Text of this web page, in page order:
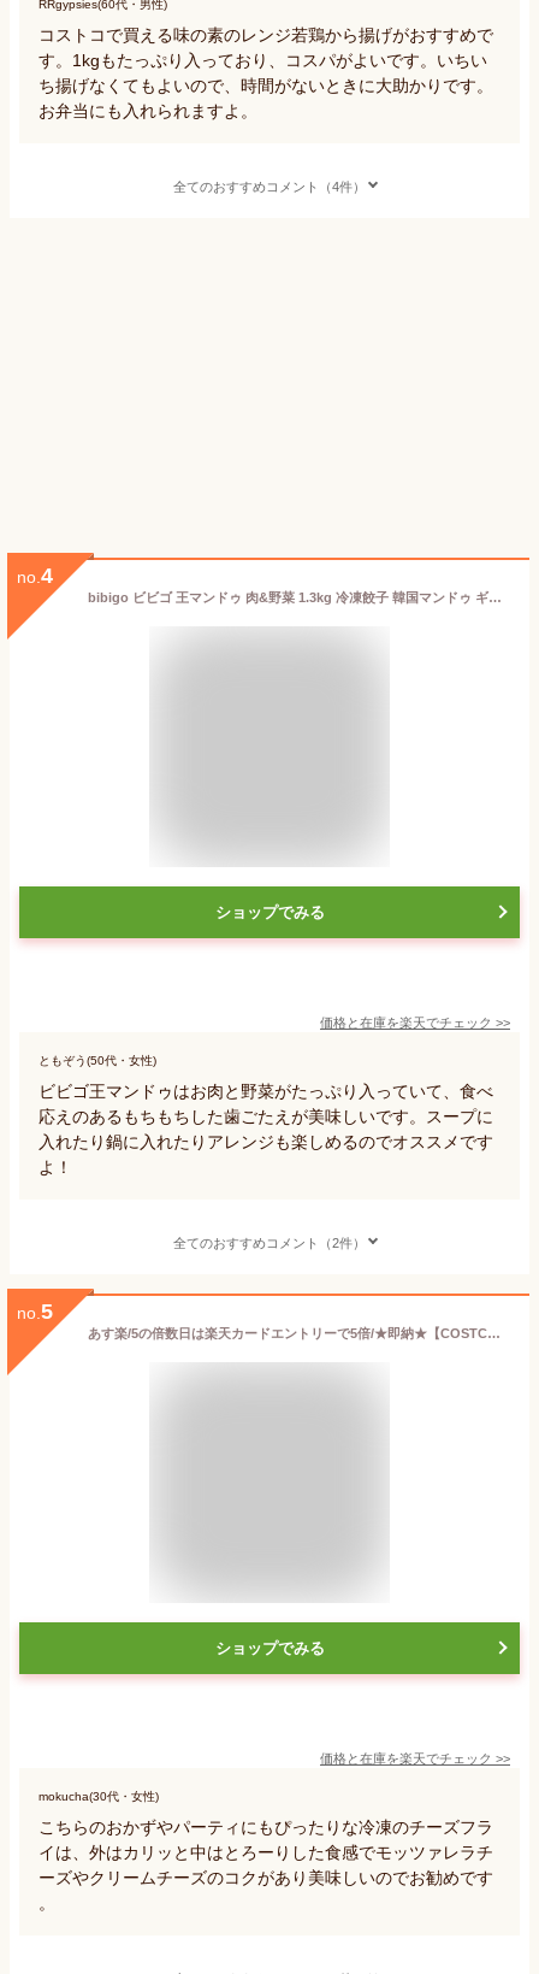
RRgypsies(60代・男性)
コストコで買える味の素のレンジ若鶏から揚げがおすすめで
す。1kgもたっぷり入っており、コスパがよいです。いちい
ち揚げなくてもよいので、時間がないときに大助かりです。
お弁当にも入れられますよ。
全てのおすすめコメント（4件）
no. 4
bibigo ビビゴ 王マンドゥ 肉&野菜 1.3kg 冷凍餃子 韓国マンドゥ ギョウザ 大容量 コストコ CJ FOODS おかず おつまみ 時短 簡単調理 スープ餃子 鍋 パーティー もちもち
ショップでみる
価格と在庫を楽天でチェック >>
ともぞう(50代・女性)
ビビゴ王マンドゥはお肉と野菜がたっぷり入っていて、食べ
応えのあるもちもちした歯ごたえが美味しいです。スープに
入れたり鍋に入れたりアレンジも楽しめるのでオススメです
よ！
全てのおすすめコメント（2件）
no. 5
あす楽/5の倍数日は楽天カードエントリーで5倍/★即納★【COSTCO】コストコ通販【RODEO JOES】モッツァレラチーズフライ 1.2kg（要冷凍）
ショップでみる
価格と在庫を楽天でチェック >>
mokucha(30代・女性)
こちらのおかずやパーティにもぴったりな冷凍のチーズフラ
イは、外はカリッと中はとろーりした食感でモッツァレラチ
ーズやクリームチーズのコクがあり美味しいのでお勧めです
。